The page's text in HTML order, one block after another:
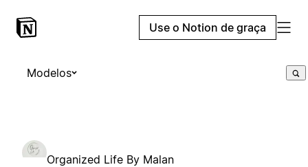
Use o Notion de graça
Modelos
Organized Life By Malan